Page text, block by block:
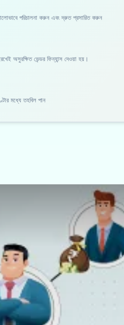
পরিচালনা করুন এবং দ্রুত প্রসারিত করুন
অসুরক্ষিত ভেন্ডর ফিন্যান্স দেওয়া হয়।
মধ্যে তহবিল পান